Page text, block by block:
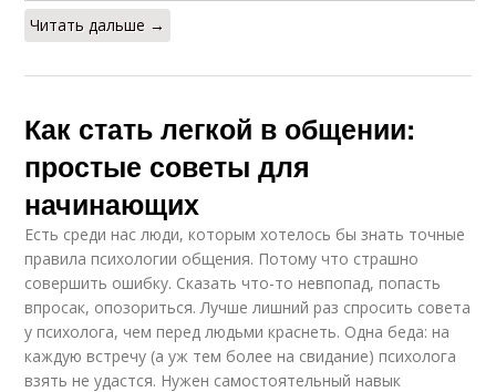
Читать дальше →
Как стать легкой в общении:
простые советы для
начинающих
Есть среди нас люди, которым хотелось бы знать точные
правила психологии общения. Потому что страшно
совершить ошибку. Сказать что-то невпопад, попасть
впросак, опозориться. Лучше лишний раз спросить совета
у психолога, чем перед людьми краснеть. Одна беда: на
каждую встречу (а уж тем более на свидание) психолога
взять не удастся. Нужен самостоятельный навык